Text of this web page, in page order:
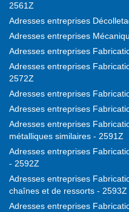
2561Z
Adresses entreprises
Adresses entreprises
Adresses entreprises
Adresses entreprises
2572Z
Adresses entreprises
Adresses entreprises
Adresses entreprises
métalliques similaires - 2591Z
Adresses entreprises
- 2592Z
Adresses entreprises
chaînes et de ressorts - 2593Z
Adresses entreprises